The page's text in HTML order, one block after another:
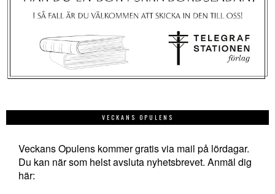
VECKANS OPULENS
Veckans Opulens kommer gratis via mail på lördagar.
Du kan när som helst avsluta nyhetsbrevet. Anmäl dig
här: